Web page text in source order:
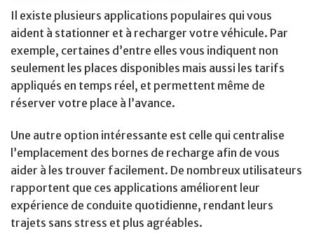
Il existe plusieurs applications populaires qui vous
aident à stationner et à recharger votre véhicule. Par
exemple, certaines d’entre elles vous indiquent non
seulement les places disponibles mais aussi les tarifs
appliqués en temps réel, et permettent même de
réserver votre place à l’avance.
Une autre option intéressante est celle qui centralise
l’emplacement des bornes de recharge afin de vous
aider à les trouver facilement. De nombreux utilisateurs
rapportent que ces applications améliorent leur
expérience de conduite quotidienne, rendant leurs
trajets sans stress et plus agréables.